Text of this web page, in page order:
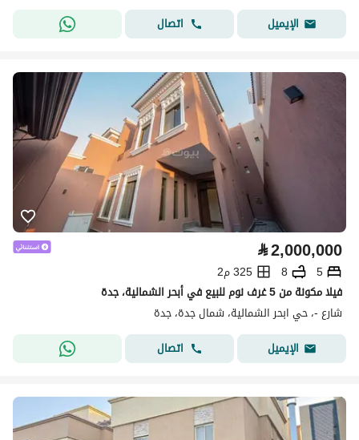
الإيميل
اتصال
⃁2,000,000
5
8
325 م2
فيلا مكونة من 5 غرف نوم للبيع في أبحر الشمالية، جدة
شارع -، حي ابحر الشمالية، شمال جدة، جدة
الإيميل
اتصال